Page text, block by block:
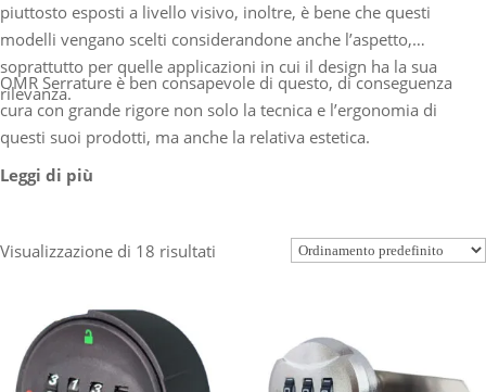
piuttosto esposti a livello visivo, inoltre, è bene che questi
modelli vengano scelti considerandone anche l’aspetto,
soprattutto per quelle applicazioni in cui il design ha la sua
rilevanza.
OMR Serrature è ben consapevole di questo, di conseguenza
cura con grande rigore non solo la tecnica e l’ergonomia di
questi suoi prodotti, ma anche la relativa estetica.
Visualizzazione di 18 risultati